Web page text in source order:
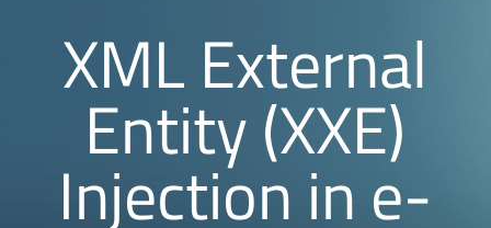
XML External
Entity (XXE)
Injection in e-